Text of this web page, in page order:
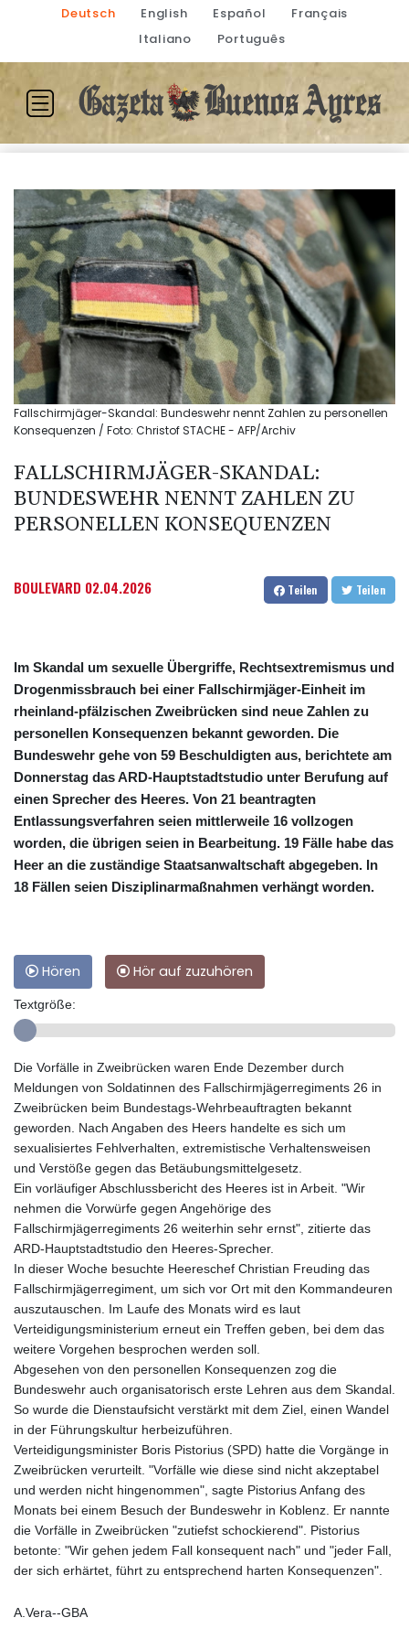
Deutsch English Español
Français
Italiano
Português
Fallschirmjäger-Skandal: Bundeswehr nennt Zahlen zu personellen
Konsequenzen / Foto: Christof STACHE - AFP/Archiv
FALLSCHIRMJÄGER-SKANDAL:
BUNDESWEHR NENNT ZAHLEN ZU
PERSONELLEN KONSEQUENZEN
BOULEVARD 02.04.2026 Teilen Teilen
Im Skandal um sexuelle Übergriffe, Rechtsextremismus und
Drogenmissbrauch bei einer Fallschirmjäger-Einheit im
rheinland-pfälzischen Zweibrücken sind neue Zahlen zu
personellen Konsequenzen bekannt geworden. Die
Bundeswehr gehe von 59 Beschuldigten aus, berichtete am
Donnerstag das ARD-Hauptstadtstudio unter Berufung auf
einen Sprecher des Heeres. Von 21 beantragten
Entlassungsverfahren seien mittlerweile 16 vollzogen
worden, die übrigen seien in Bearbeitung. 19 Fälle habe das
Heer an die zuständige Staatsanwaltschaft abgegeben. In
18 Fällen seien Disziplinarmaßnahmen verhängt worden.
Hören Hör auf zuzuhören
Textgröße:
Die Vorfälle in Zweibrücken waren Ende Dezember durch
Meldungen von Soldatinnen des Fallschirmjägerregiments 26 in
Zweibrücken beim Bundestags-Wehrbeauftragten bekannt
geworden. Nach Angaben des Heers handelte es sich um
sexualisiertes Fehlverhalten, extremistische Verhaltensweisen
und Verstöße gegen das Betäubungsmittelgesetz.
Ein vorläufiger Abschlussbericht des Heeres ist in Arbeit. "Wir
nehmen die Vorwürfe gegen Angehörige des
Fallschirmjägerregiments 26 weiterhin sehr ernst", zitierte das
ARD-Hauptstadtstudio den Heeres-Sprecher.
In dieser Woche besuchte Heereschef Christian Freuding das
Fallschirmjägerregiment, um sich vor Ort mit den Kommandeuren
auszutauschen. Im Laufe des Monats wird es laut
Verteidigungsministerium erneut ein Treffen geben, bei dem das
weitere Vorgehen besprochen werden soll.
Abgesehen von den personellen Konsequenzen zog die
Bundeswehr auch organisatorisch erste Lehren aus dem Skandal.
So wurde die Dienstaufsicht verstärkt mit dem Ziel, einen Wandel
in der Führungskultur herbeizuführen.
Verteidigungsminister Boris Pistorius (SPD) hatte die Vorgänge in
Zweibrücken verurteilt. "Vorfälle wie diese sind nicht akzeptabel
und werden nicht hingenommen", sagte Pistorius Anfang des
Monats bei einem Besuch der Bundeswehr in Koblenz. Er nannte
die Vorfälle in Zweibrücken "zutiefst schockierend". Pistorius
betonte: "Wir gehen jedem Fall konsequent nach" und "jeder Fall,
der sich erhärtet, führt zu entsprechend harten Konsequenzen".
A.Vera--GBA